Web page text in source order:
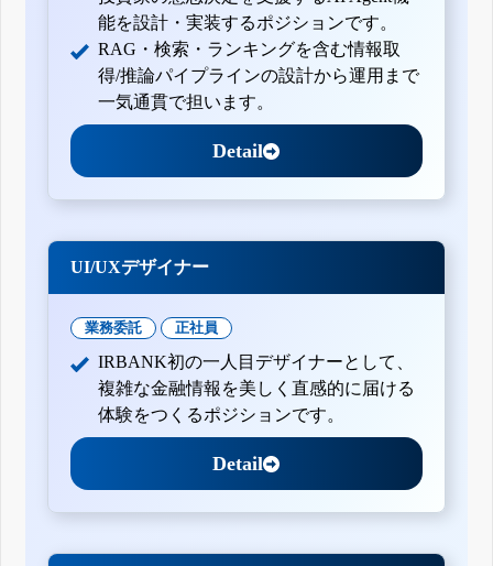
能を設計・実装するポジションです。
RAG・検索・ランキングを含む情報取
得/推論パイプラインの設計から運用まで
一気通貫で担います。
Detail
UI/UXデザイナー
業務委託 正社員
IRBANK初の一人目デザイナーとして、
複雑な金融情報を美しく直感的に届ける
体験をつくるポジションです。
Detail